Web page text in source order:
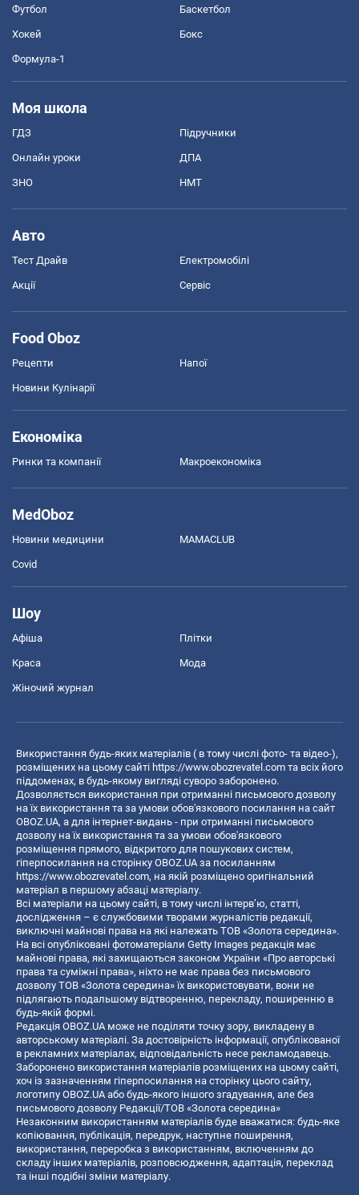
Футбол Баскетбол
Хокей Бокс
Формула-1
Моя школа
ГДЗ Підручники
Онлайн уроки ДПА
ЗНО НМТ
Авто
Тест Драйв Електромобілі
Акції Сервіс
Food Oboz
Рецепти Напої
Новини Кулінарії
Економіка
Ринки та компанії Макроекономіка
MedOboz
Новини медицини MAMACLUB
Covid
Шоу
Афіша Плітки
Краса Мода
Жіночий журнал
Використання будь-яких матеріалів ( в тому числі фото- та відео-),
розміщених на цьому сайті https://www.obozrevatel.com та всіх його
піддоменах, в будь-якому вигляді суворо заборонено.
Дозволяється використання при отриманні письмового дозволу
на їх використання та за умови обов'язкового посилання на сайт
OBOZ.UA, а для інтернет-видань - при отриманні письмового
дозволу на їх використання та за умови обов'язкового
розміщення прямого, відкритого для пошукових систем,
гіперпосилання на сторінку OBOZ.UA за посиланням
https://www.obozrevatel.com, на якій розміщено оригінальний
матеріал в першому абзаці матеріалу.
Всі матеріали на цьому сайті, в тому числі інтерв’ю, статті,
дослідження – є службовими творами журналістів редакції,
виключні майнові права на які належать ТОВ «Золота середина».
На всі опубліковані фотоматеріали Getty Images редакція має
майнові права, які захищаються законом України «Про авторські
права та суміжні права», ніхто не має права без письмового
дозволу ТОВ «Золота середина» їх використовувати, вони не
підлягають подальшому відтворенню, перекладу, поширенню в
будь-якій формі.
Редакція OBOZ.UA може не поділяти точку зору, викладену в
авторському матеріалі. За достовірність інформації, опублікованої
в рекламних матеріалах, відповідальність несе рекламодавець.
Заборонено використання матеріалів розміщених на цьому сайті,
хоч із зазначенням гіперпосилання на сторінку цього сайту,
логотипу OBOZ.UA або будь-якого іншого згадування, але без
письмового дозволу Редакції/ТОВ «Золота середина»
Незаконним використанням матеріалів буде вважатися: будь-яке
копiювання, публiкацiя, передрук, наступне поширення,
використання, переробка з використанням, включенням до
складу інших матеріалів, розповсюдження, адаптація, переклад
та інші подібні зміни матеріалу.